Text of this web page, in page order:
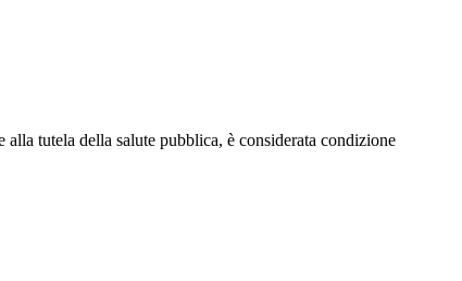
tutela della salute pubblica, è considerata condizione